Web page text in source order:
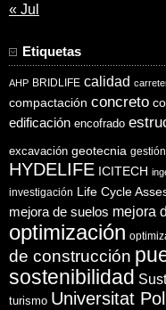
« Jul
Etiquetas
AHP BRIDLIFE calidad
compactación concreto
edificación encofrado
excavación geotecnia gestión
HYDELIFE ICITECH
investigación Life Cycle
mejora de suelos mejora
optimización
de construcción
sostenibilidad
turismo Universitat